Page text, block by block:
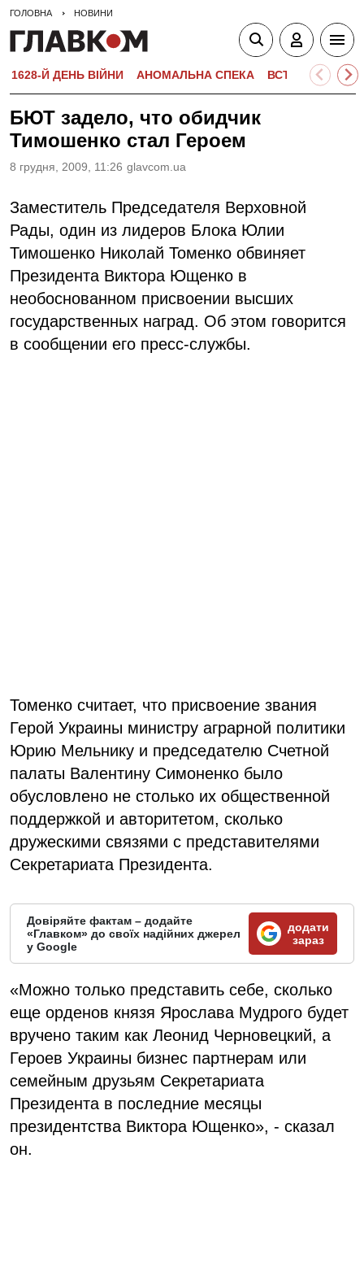
ГОЛОВНА НОВИНИ
1628-Й ДЕНЬ ВІЙНИ АНОМАЛЬНА СПЕКА ВСТУПНА
БЮТ задело, что обидчик
Тимошенко стал Героем
8 грудня, 2009, 11:26 glavcom.ua
Заместитель Председателя Верховной
Рады, один из лидеров Блока Юлии
Тимошенко Николай Томенко обвиняет
Президента Виктора Ющенко в
необоснованном присвоении высших
государственных наград. Об этом говорится
в сообщении его пресс-службы.
Томенко считает, что присвоение звания
Герой Украины министру аграрной политики
Юрию Мельнику и председателю Счетной
палаты Валентину Симоненко было
обусловлено не столько их общественной
поддержкой и авторитетом, сколько
дружескими связями с представителями
Секретариата Президента.
Довіряйте фактам – додайте
«Главком» до своїх надійних джерел
у Google
додати
зараз
«Можно только представить себе, сколько
еще орденов князя Ярослава Мудрого будет
вручено таким как Леонид Черновецкий, а
Героев Украины бизнес партнерам или
семейным друзьям Секретариата
Президента в последние месяцы
президентства Виктора Ющенко», - сказал
он.